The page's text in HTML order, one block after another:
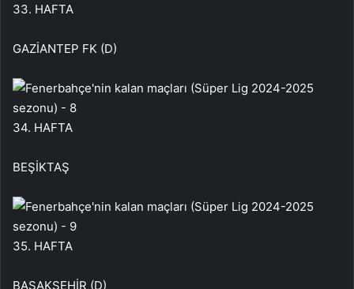
33. HAFTA
GAZİANTEP FK (D)
34. HAFTA
BEŞİKTAŞ
35. HAFTA
BAŞAKŞEHİR (D)